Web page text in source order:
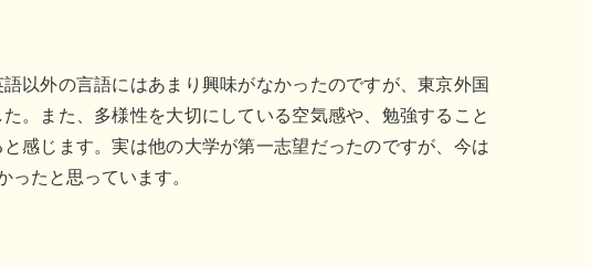
以外の言語にはあまり興味がなかったのですが、東京外国
。また、多様性を大切にしている空気感や、勉強すること
感じます。実は他の大学が第一志望だったのですが、今は
たと思っています。